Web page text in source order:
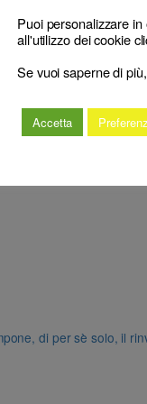
di per sè solo, il
Puoi personalizzare
all'utilizzo dei cookie
Se vuoi saperne di
Accetta